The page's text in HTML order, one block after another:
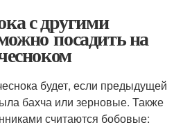
с другими
посадить на
будет, если предыдущей
бахча или зерновые. Также
считаются бобовые: